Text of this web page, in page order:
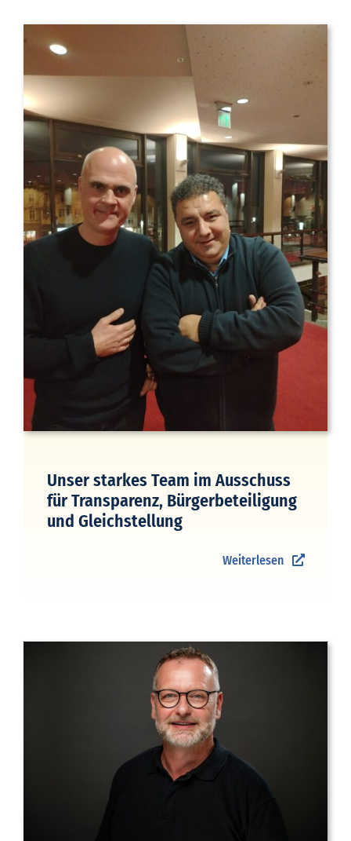
Unser starkes Team im Ausschuss
für Transparenz, Bürgerbeteiligung
und Gleichstellung
Weiterlesen